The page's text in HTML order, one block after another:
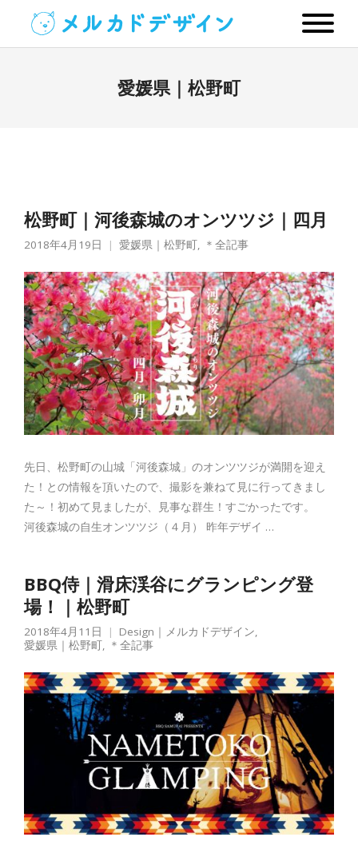
愛媛県｜松野町
松野町｜河後森城のオンツツジ｜四月
2018年4月19日 愛媛県｜松野町, ＊全記事
先日、松野町の山城「河後森城」のオンツツジが満開を迎え
た！との情報を頂いたので、撮影を兼ねて見に行ってきまし
た～！初めて見ましたが、見事な群生！すごかったです。
河後森城の自生オンツツジ（４月） 昨年デザイ …
BBQ侍｜滑床渓谷にグランピング登
場！｜松野町
2018年4月11日 Design｜メルカドデザイン,
愛媛県｜松野町, ＊全記事